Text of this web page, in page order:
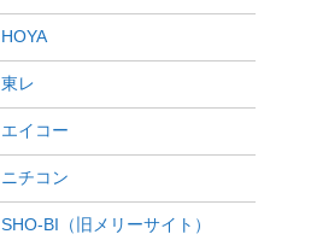
HOYA
東レ
エイコー
ニチコン
SHO-BI（旧メリーサイト）